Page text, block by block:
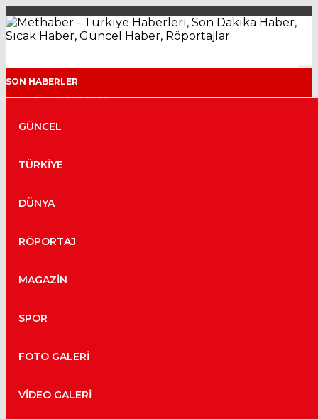
GÜNCEL
TÜRKİYE
DÜNYA
RÖPORTAJ
MAGAZİN
SPOR
FOTO GALERI
VIDEO GALERI
SON HABERLER
Haber Tarihi:06.08.2026
Haber Tarihi:06.08.2026
Haber Tarihi:06.08.2026
Haber Tarihi:05.08.2026
Haber Tarihi:05.08.2026
Haber Tarihi:04.08.2026